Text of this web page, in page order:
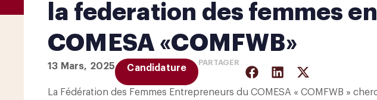
la federation des femmes
COMESA «COMFWB»
13 Mars, 2025 Candidature
PARTAGER
La Fédération des Femmes Entrepreneurs du COMESA « COMFWB »